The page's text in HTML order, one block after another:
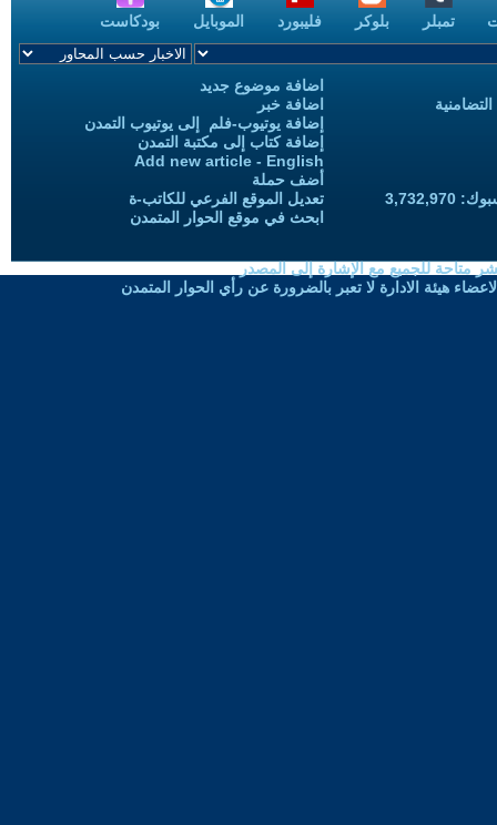
تمبلر بلوكر فليبورد الموبايل بودكاست
اضافة موضوع جديد
اضافة خبر
إضافة يوتيوب-فلم إلى يوتيوب التمدن
إضافة كتاب إلى مكتبة التمدن
Add new article - English
أضف حملة
تعديل الموقع الفرعي للكاتب-ة
ابحث في موقع الحوار المتمدن
متاحة للجميع مع الإشارة إلى المصدر
هيئة الادارة لا تعبر بالضرورة عن رأي الحوار المتمدن